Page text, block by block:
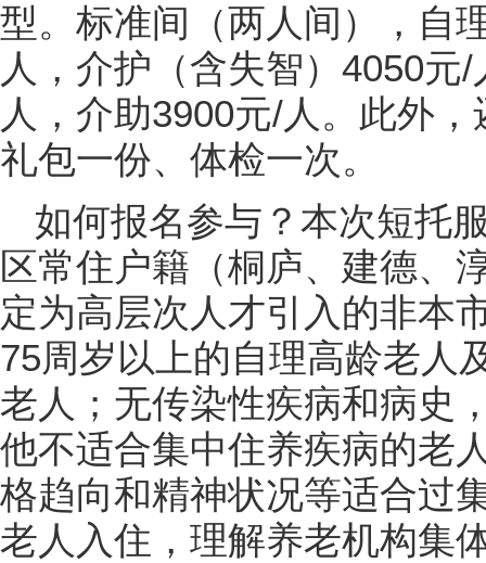
型。标准间（两人间），自
人，介护（含失智）4050元
人，介助3900元/人。此外
礼包一份、体检一次。
如何报名参与？本次短托
区常住户籍（桐庐、建德、
定为高层次人才引入的非本
75周岁以上的自理高龄老人
老人；无传染性疾病和病史
他不适合集中住养疾病的老
格趋向和精神状况等适合过
老人入住，理解养老机构集